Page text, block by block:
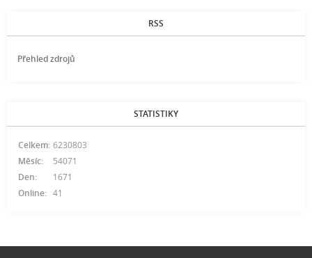
RSS
Přehled zdrojů
STATISTIKY
Online: 41
Celkem: 6230803
Měsíc:
54071
Den:
1671